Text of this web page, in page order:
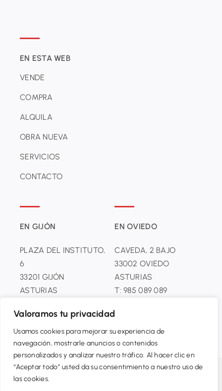
Valoramos tu privacidad
Usamos cookies para mejorar su experiencia de
navegación, mostrarle anuncios o contenidos
personalizados y analizar nuestro tráfico. Al hacer clic en
“Aceptar todo” usted da su consentimiento a nuestro uso de
las cookies.
EN ESTA WEB
VENDE
COMPRA
ALQUILA
OBRA NUEVA
SERVICIOS
CONTACTO
EN GIJÓN
PLAZA DEL INSTITUTO,
6
33201 GĲÓN
ASTURIAS
EN OVIEDO
CAVEDA, 2 BAJO
33002 OVIEDO
ASTURIAS
T: 985 089 089
© AGENCIA ÁLVAREZ – Todos los derechos reservados.